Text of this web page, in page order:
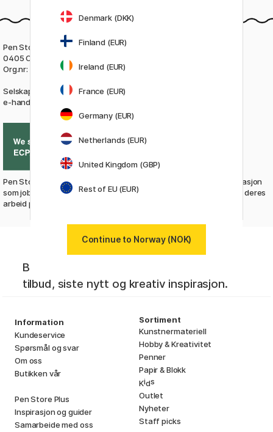
Pen Store Norge,
Postboks 4691 Nydalen
0405 Oslo
(ikke returadresse)
Org.nr:
920 494 676
Selskapet ble grunnlagt i 2010. Sertifisert med Trygg
e-handel siden 2011. Les mer
Pen Store er støttebedrift til ECPAT, en barnerettighetsorganisasjon
som jobber mot seksuell utnyttelse av barn og unge. Les mer om deres
arbeid på
Denmark (DKK)
Finland (EUR)
Ireland (EUR)
France (EUR)
Germany (EUR)
Netherlands (EUR)
UK (GBP)
Rest of EU (EUR)
Bli medlem i Pen Store Plus! Få unike
tilbud, siste nytt og kreativ inspirasjon.
Information
Kundeservice
Spørsmål og svar
Om oss
Butikken vår
Pen Store Plus
Inspirasjon og guider
Samarbeide med oss
Sortiment
Kunstnermateriell
Hobby & Kreativitet
Penner
Papir & Blokk
Kids
Outlet
Nyheter
Staff picks
Denmark (DKK)
Finland (EUR)
Ireland (EUR)
France (EUR)
Germany (EUR)
Netherlands (EUR)
United Kingdom (GBP)
Rest of EU (EUR)
Continue to Norway (NOK)